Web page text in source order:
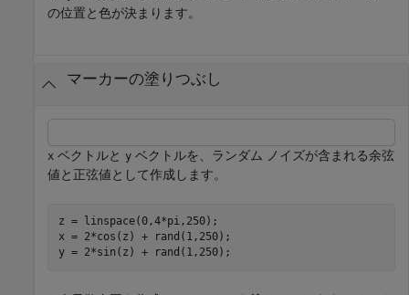
の位置と色が決まります。
マーカーの塗りつぶし
x ベクトルと y ベクトルを、ランダム ノイズが含まれる余弦
値と正弦値として作成します。
z = linspace(0,4*pi,250);
x = 2*cos(z) + rand(1,250);
y = 2*sin(z) + rand(1,250);